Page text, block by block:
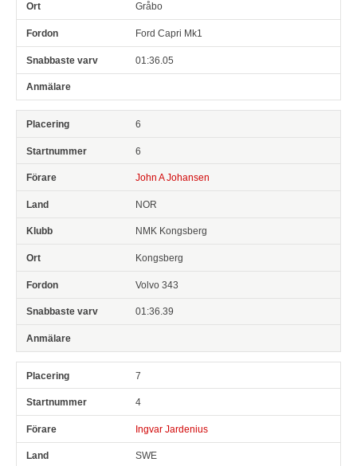
Gråbo
Ford Capri Mk1
01:36.05
6
6
John A Johansen
NOR
NMK Kongsberg
Kongsberg
Volvo 343
01:36.39
7
4
Ingvar Jardenius
SWE